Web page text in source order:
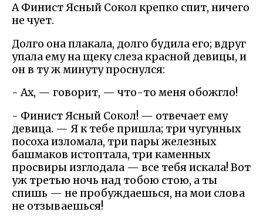
А Финист Ясный Сокол крепко спит, ничего
не чует.
Долго она плакала, долго будила его; вдруг
упала ему на щеку слеза красной девицы, и
он в ту ж минуту проснулся:
- Ах, — говорит, — что-то меня обожгло!
- Финист Ясный Сокол! — отвечает ему
девица. — Я к тебе пришла; три чугунных
посоха изломала, три пары железных
башмаков истоптала, три каменных
просвиры изглодала — все тебя искала! Вот
уж третью ночь над тобою стою, а ты
спишь — не пробуждаешься, на мои слова
не отзываешься!